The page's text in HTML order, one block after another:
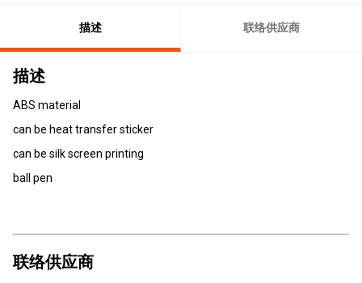
描述 联络供应商
描述
ABS material
can be heat transfer sticker
can be silk screen printing
ball pen
联络供应商